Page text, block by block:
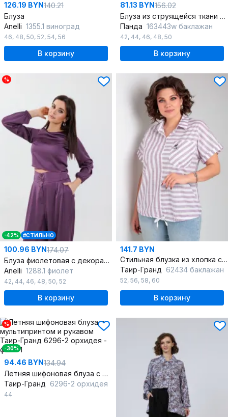
126.19 BYN140.21
Блуза
Anelli 1355.1 виноград
46, 48, 50, 52, 54, 56
В корзину
81.13 BYN156.02
Блуза из струящейся ткани с классическим кроем для офиса
Панда 163443w баклажан
42, 44, 46, 48, 50
В корзину
%
-42% #СТИЛЬНО
100.96 BYN174.07
Блуза фиолетовая с декоративными шнурами и воротником-стойкой
Anelli 1288.1 фиолет
42, 44, 46, 48, 50, 52
В корзину
141.7 BYN
Стильная блузка из хлопка с шнуром и вышивкой
Таир-Гранд 62434 баклажан
52, 56, 58, 60
В корзину
%
-30%
94.46 BYN134.94
Летняя шифоновая блуза с мультипринтом и рукавом
Таир-Гранд 6296-2 орхидея
44